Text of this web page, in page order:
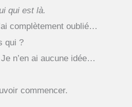
qui est là.
complètement oublié…
qui ?
n’en ai aucune idée…
commencer.